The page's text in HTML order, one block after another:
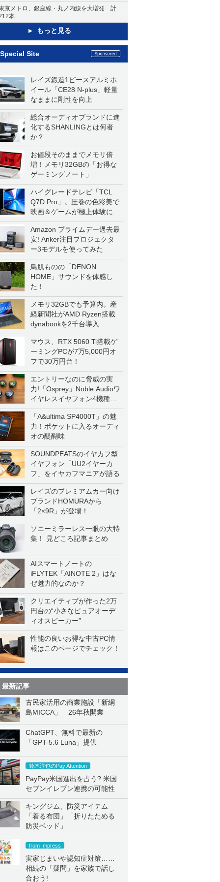
京メトロ、銀座線・丸ノ内線を大増発 計
本
もっと見る
Special Site
レイズ鍛造1ピースアルミホ
イール「CE28 N-plus」軽量
なままに剛性を向上
総合オーディオブランドに進
化するSHANLINGとは何者
か？
お値段そのままでメモリ倍
増！メモリ32GBの「お得な
ゲーミングノート」
ハイグレードテレビ「TCL
Q7D Pro」。圧巻の色彩美で
映画＆ゲームが極上体験に
Amazon プライムデー過去最
安! Anker注目プロジェクタ
ー3モデルを使ってみた
鳥肌ものの「DENON
HOME」サウンドを体感し
た！
メモリ32GBでも予算内。産
経新聞社がAMD Ryzen搭載
dynabookを2千台導入
マウス、RTX 5060 Ti搭載ゲ
ーミングPCが7万5,000円オ
フで30万円台！
エントリーなのに脅威の実
力!「Osprey」Noble Audioワ
イヤレスイヤフォン4機種を
一気に聴く
「A&ultima SP4000T」の魅
力！ポケットに入るオーディ
オの醍醐味
SOUNDPEATSのイヤカフ型
イヤフォン「UU2イヤーカ
フ」をイヤカフマニアが語る
レイズのプレミアムカー向け
ブランドHOMURAから
「2×9R」が登場！
ソニーミラーレス一眼の大特
集！ 見どころ記事まとめ
AIスマートノートの
iFLYTEK「AINOTE 2」はな
ぜ魅力的なのか？
クリエイティブが作った2万
円台の“小さなピュアオーデ
ィオスピーカー”
性能の良いお得な中古PC情
報はこのページでチェック！
最新記事
古民家活用の商業施設「新綱
島MICCA」 26年秋開業
ChatGPT、無料で最新の
「GPT-5.6 Luna」提供
鈴木淳也のPay Attention
PayPay米国進出を占う? 米国
セブンイレブン連携の可能性
キングジム、防災アイテム
「着る布団」「折りたためる
防災ベッド」
from Impress
実家じまいや認知症対策……
相続の「疑問」を家族で話し
合おう!